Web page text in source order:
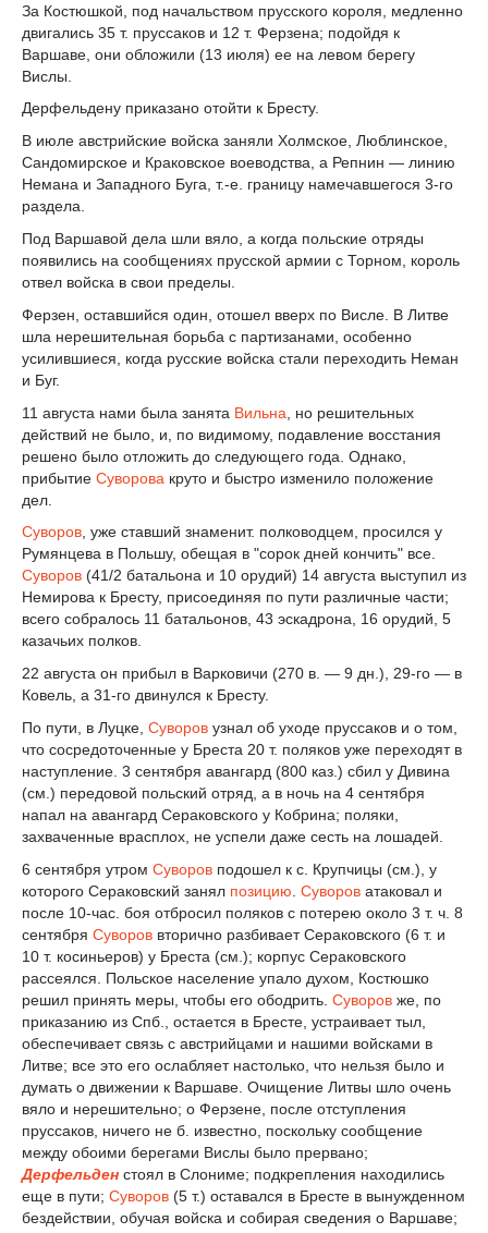
За Костюшкой, под начальством прусского короля, медленно
двигались 35 т. пруссаков и 12 т. Ферзена; подойдя к
Варшаве, они обложили (13 июля) ее на левом берегу
Вислы.
Дерфельдену приказано отойти к Бресту.
В июле австрийские войска заняли Холмское, Люблинское,
Сандомирское и Краковское воеводства, а Репнин — линию
Немана и Западного Буга, т.-е. границу намечавшегося 3-го
раздела.
Под Варшавой дела шли вяло, а когда польские отряды
появились на сообщениях прусской армии с Торном, король
отвел войска в свои пределы.
Ферзен, оставшийся один, отошел вверх по Висле. В Литве
шла нерешительная борьба с партизанами, особенно
усилившиеся, когда русские войска стали переходить Неман
и Буг.
11 августа нами была занята Вильна , но решительных
действий не было, и, по видимому, подавление восстания
решено было отложить до следующего года. Однако,
прибытие Суворова круто и быстро изменило положение
дел.
Суворов, уже ставший знаменит. полководцем, просился у
Румянцева в Польшу, обещая в "сорок дней кончить" все.
Суворов (41/2 батальона и 10 орудий) 14 августа выступил из
Немирова к Бресту, присоединяя по пути различные части;
всего собралось 11 батальонов, 43 эскадрона, 16 орудий, 5
казачьих полков.
22 августа он прибыл в Варковичи (270 в. — 9 дн.), 29-го — в
Ковель, а 31-го двинулся к Бресту.
По пути, в Луцке, Суворов узнал об уходе пруссаков и о том,
что сосредоточенные у Бреста 20 т. поляков уже переходят в
наступление. 3 сентября авангард (800 каз.) сбил у Дивина
(см.) передовой польский отряд, а в ночь на 4 сентября
напал на авангард Сераковского у Кобрина; поляки,
захваченные врасплох, не успели даже сесть на лошадей.
6 сентября утром Суворов подошел к с. Крупчицы (см.), у
которого Сераковский занял позицию Суворов атаковал и
после 10-час. боя отбросил поляков с потерею около 3 т. ч. 8
сентября Суворов вторично разбивает Сераковского (6 т. и
10 т. косиньеров) у Бреста (см.); корпус Сераковского
рассеялся. Польское население упало духом, Костюшко
решил принять меры, чтобы его ободрить. Суворов же, по
приказанию из Спб., остается в Бресте, устраивает тыл,
обеспечивает связь с австрийцами и нашими войсками в
Литве; все это его ослабляет настолько, что нельзя было и
думать о движении к Варшаве. Очищение Литвы шло очень
вяло и нерешительно; о Ферзене, после отступления
пруссаков, ничего не б. известно, поскольку сообщение
между обоими берегами Вислы было прервано;
Дерфельден стоял в Слониме; подкрепления находились
еще в пути; Суворов (5 т.) оставался в Бресте в вынужденном
бездействии, обучая войска и собирая сведения о Варшаве;